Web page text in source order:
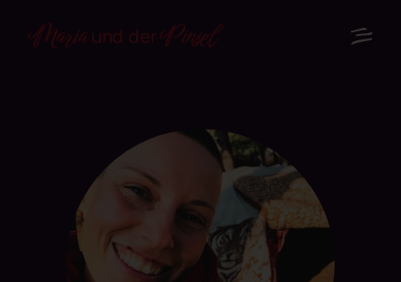
Mariaund derPinsel